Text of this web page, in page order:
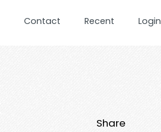
Contact Recent Login
Share